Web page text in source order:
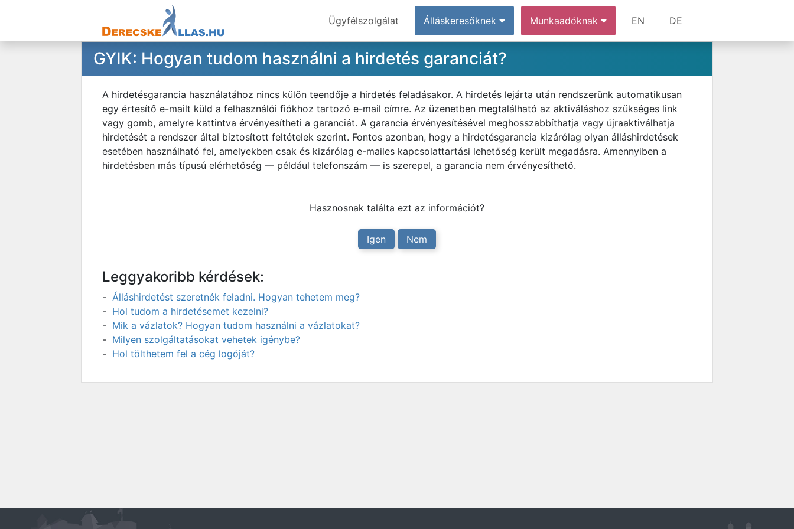
Ügyfélszolgálat Álláskeresőknek Munkaadóknak EN DE
GYIK: Hogyan tudom használni a hirdetés garanciát?
A hirdetésgarancia használatához nincs külön teendője a hirdetés feladásakor. A hirdetés lejárta után rendszerünk automatikusan
egy értesítő e-mailt küld a felhasználói fiókhoz tartozó e-mail címre. Az üzenetben megtalálható az aktiváláshoz szükséges link
vagy gomb, amelyre kattintva érvényesítheti a garanciát. A garancia érvényesítésével meghosszabbíthatja vagy újraaktiválhatja
hirdetését a rendszer által biztosított feltételek szerint. Fontos azonban, hogy a hirdetésgarancia kizárólag olyan álláshirdetések
esetében használható fel, amelyekben csak és kizárólag e-mailes kapcsolattartási lehetőség került megadásra. Amennyiben a
hirdetésben más típusú elérhetőség — például telefonszám — is szerepel, a garancia nem érvényesíthető.
Hasznosnak találta ezt az információt?
Igen Nem
Leggyakoribb kérdések:
Álláshirdetést szeretnék feladni. Hogyan tehetem meg?
Hol tudom a hirdetésemet kezelni?
Mik a vázlatok? Hogyan tudom használni a vázlatokat?
Milyen szolgáltatásokat vehetek igénybe?
Hol tölthetem fel a cég logóját?